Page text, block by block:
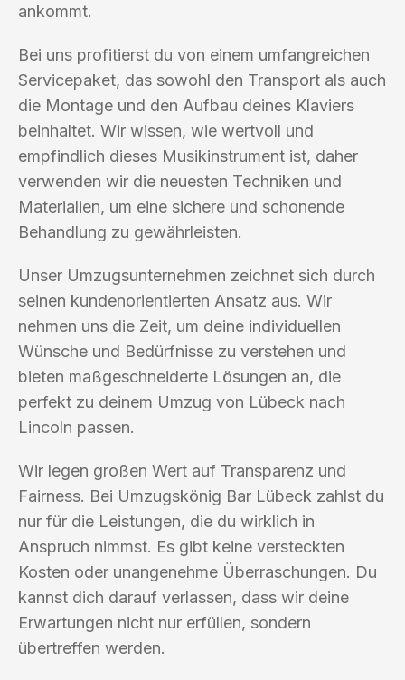
ankommt.
Bei uns profitierst du von einem umfangreichen
Servicepaket, das sowohl den Transport als auch
die Montage und den Aufbau deines Klaviers
beinhaltet. Wir wissen, wie wertvoll und
empfindlich dieses Musikinstrument ist, daher
verwenden wir die neuesten Techniken und
Materialien, um eine sichere und schonende
Behandlung zu gewährleisten.
Unser Umzugsunternehmen zeichnet sich durch
seinen kundenorientierten Ansatz aus. Wir
nehmen uns die Zeit, um deine individuellen
Wünsche und Bedürfnisse zu verstehen und
bieten maßgeschneiderte Lösungen an, die
perfekt zu deinem Umzug von Lübeck nach
Lincoln passen.
Wir legen großen Wert auf Transparenz und
Fairness. Bei Umzugskönig Bar Lübeck zahlst du
nur für die Leistungen, die du wirklich in
Anspruch nimmst. Es gibt keine versteckten
Kosten oder unangenehme Überraschungen. Du
kannst dich darauf verlassen, dass wir deine
Erwartungen nicht nur erfüllen, sondern
übertreffen werden.